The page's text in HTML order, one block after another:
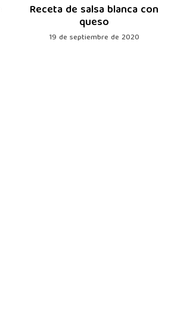
Receta de salsa blanca con
queso
19 de septiembre de 2020